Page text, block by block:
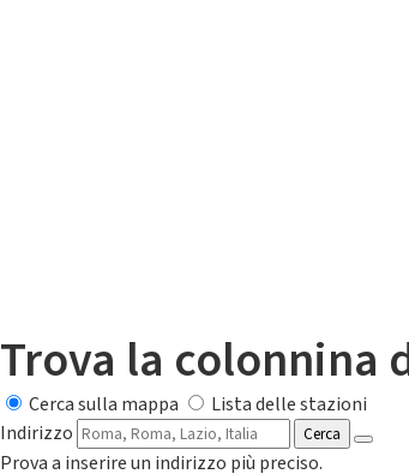
Trova la colonnina
Cerca sulla mappa
Lista delle stazioni
Indirizzo
Cerca
Prova a inserire un indirizzo più preciso.